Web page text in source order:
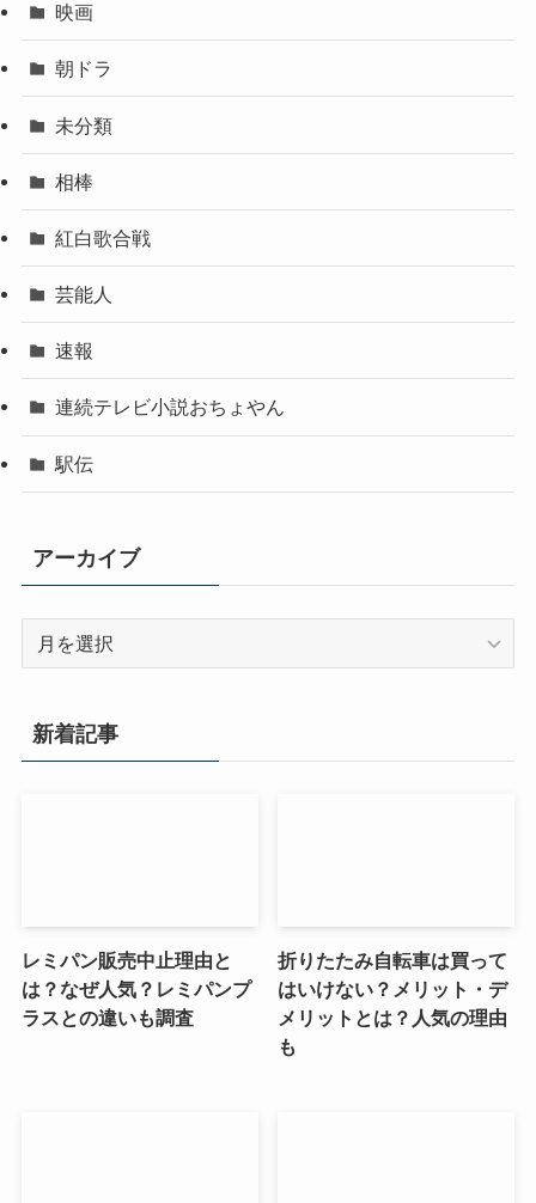
映画
朝ドラ
未分類
相棒
紅白歌合戦
芸能人
速報
連続テレビ小説おちょやん
駅伝
アーカイブ
イ
ブ
新着記事
レミパン販売中止理由と
は？なぜ人気？レミパンプ
ラスとの違いも調査
折りたたみ自転車は買って
はいけない？メリット・デ
メリットとは？人気の理由
も